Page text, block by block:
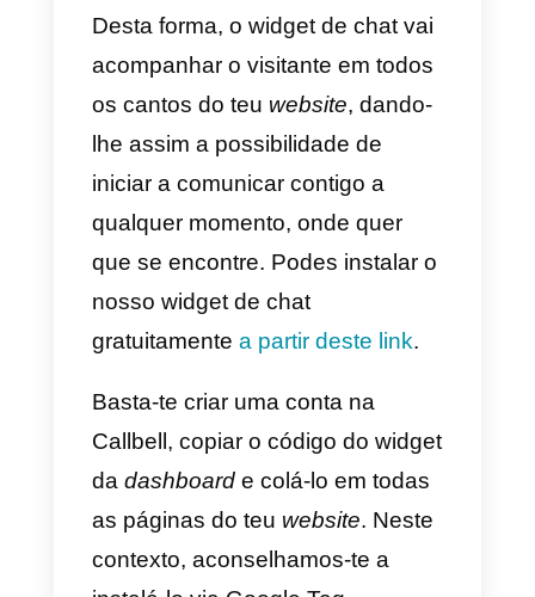
WhatsApp num website
Para fazer com que os usuários
do teu